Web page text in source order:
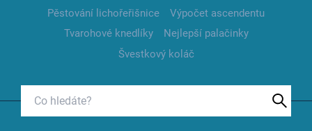
Pěstování lichořeřišnice
Výpočet ascendentu
Tvarohové knedlíky
Nejlepší palačinky
Švestkový koláč